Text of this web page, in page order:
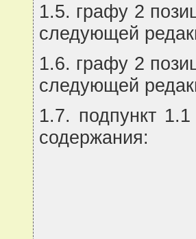
1.5. графу 2
следующей
1.6. графу 2
следующей
1.7. подпункт
содержания: